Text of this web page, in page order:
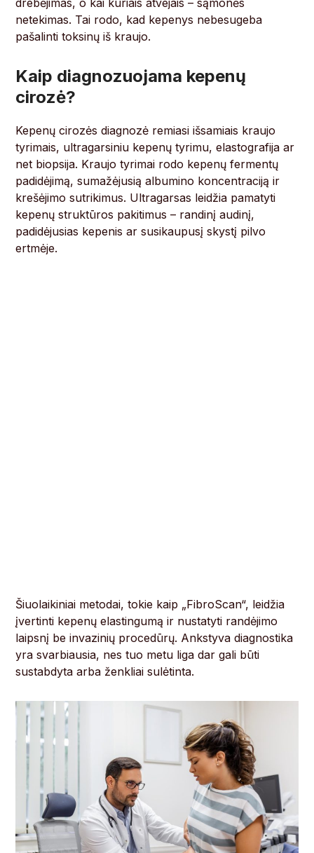
drebėjimas, o kai kuriais atvejais – sąmonės
netekimas. Tai rodo, kad kepenys nebesugeba
pašalinti toksinų iš kraujo.
Kaip diagnozuojama kepenų
cirozė?
Kepenų cirozės diagnozė remiasi išsamiais kraujo
tyrimais, ultragarsiniu kepenų tyrimu, elastografija ar
net biopsija. Kraujo tyrimai rodo kepenų fermentų
padidėjimą, sumažėjusią albumino koncentraciją ir
krešėjimo sutrikimus. Ultragarsas leidžia pamatyti
kepenų struktūros pakitimus – randinį audinį,
padidėjusias kepenis ar susikaupusį skystį pilvo
ertmėje.
Šiuolaikiniai metodai, tokie kaip „FibroScan“, leidžia
įvertinti kepenų elastingumą ir nustatyti randėjimo
laipsnį be invazinių procedūrų. Ankstyva diagnostika
yra svarbiausia, nes tuo metu liga dar gali būti
sustabdyta arba ženkliai sulėtinta.